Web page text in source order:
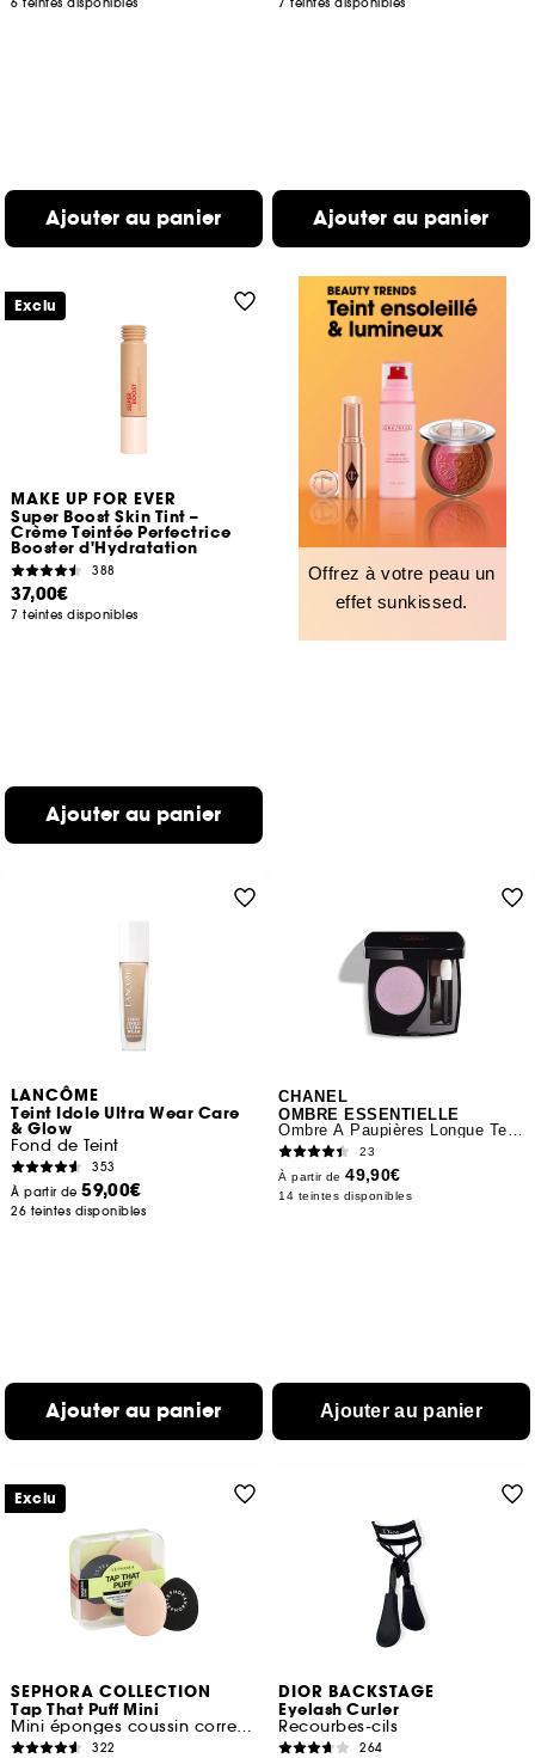
Ajouter au panier Ajouter au panier
MAKE UP FOR EVER
Super Boost Skin Tint –
Crème Teintée Perfectrice
Booster d'Hydratation
388
37,00€
7 teintes disponibles
Ajouter au panier
Exclu
Offrez à votre peau un
effet sunkissed.
LANCÔME
Teint Idole Ultra Wear Care
& Glow
Fond de Teint
353
À partir de59,00€
26 teintes disponibles
Ajouter au panier
CHANEL
OMBRE ESSENTIELLE
Ombre À Paupières Longue Tenue Multi-usage
23
À partir de49,90€
14 teintes disponibles
Ajouter au panier
SEPHORA COLLECTION
Tap That Puff Mini
Mini éponges coussin correction
322
Exclu
DIOR BACKSTAGE
Eyelash Curler
Recourbes-cils
264